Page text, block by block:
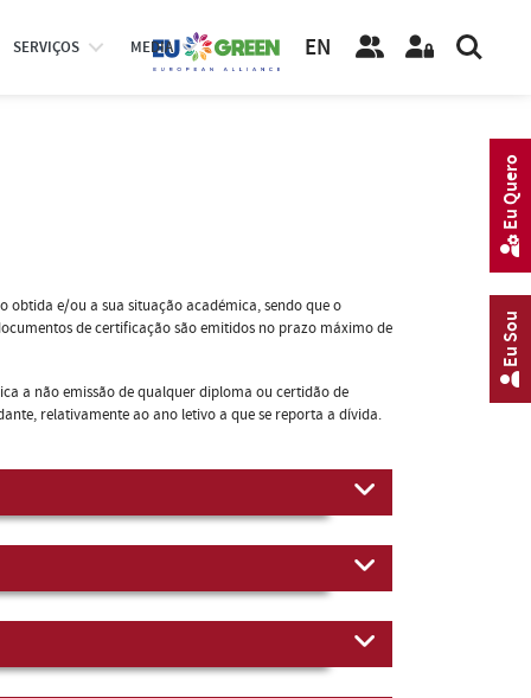
SERVIÇOS MEDIA EN
obtida e/ou a sua situação académica, sendo que o
de certificação são emitidos no prazo máximo de
a não emissão de qualquer diploma ou certidão de
relativamente ao ano letivo a que se reporta a dívida.
Eu Sou
Eu Quero